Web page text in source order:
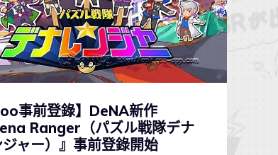
事前登錄】DeNA新作
Ranger（パズル戦隊デナ
ジャー）』事前登錄開始